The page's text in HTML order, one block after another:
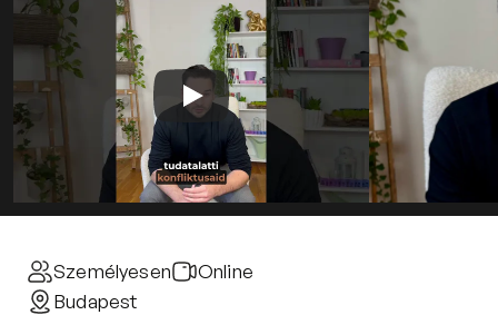
Ahol segítünk
Csoportterápia
GYIK
Kapcsolat
Adatkezelési tájékoztató
Adatkezelési tájékoztató
csoportterápiához
csoportterápiához
Etikai kódex
Személyesen
Online
Budapest